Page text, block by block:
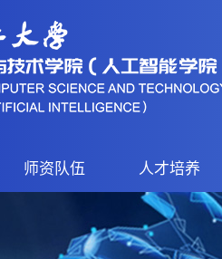
师资队伍 人才培养